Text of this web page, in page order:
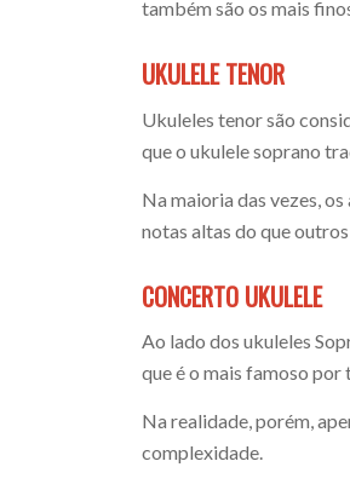
também são os mais
UKULELE TENOR
Ukuleles tenor são
que o ukulele soprano
Na maioria das vezes,
notas altas do que
CONCERTO UKULELE
Ao lado dos ukuleles
que é o mais famoso por
Na realidade, porém,
complexidade.